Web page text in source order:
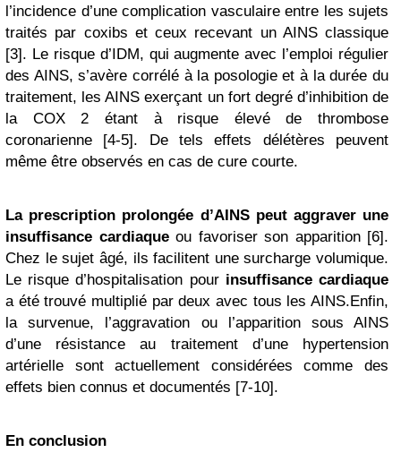
l’incidence d’une complication vasculaire entre les sujets
traités par coxibs et ceux recevant un AINS classique
[3]. Le risque d’IDM, qui augmente avec l’emploi régulier
des AINS, s’avère corrélé à la posologie et à la durée du
traitement, les AINS exerçant un fort degré d’inhibition de
la COX 2 étant à risque élevé de thrombose
coronarienne [4-5]. De tels effets délétères peuvent
même être observés en cas de cure courte.
La prescription prolongée d’AINS peut aggraver une
insuffisance cardiaqueou favoriser son apparition [6].
Chez le sujet âgé, ils facilitent une surcharge volumique.
Le risque d’hospitalisation pour insuffisance cardiaque
a été trouvé multiplié par deux avec tous les AINS.Enfin,
la survenue, l’aggravation ou l’apparition sous AINS
d’une résistance au traitement d’une hypertension
artérielle sont actuellement considérées comme des
effets bien connus et documentés [7-10].
En conclusion